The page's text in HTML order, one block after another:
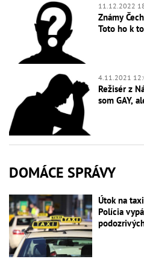
11.12.2022
Známy
Toto ho k
4.11.2021
Režisér z
som GAY,
DOMÁCE SPRÁVY
Útok na
Polícia